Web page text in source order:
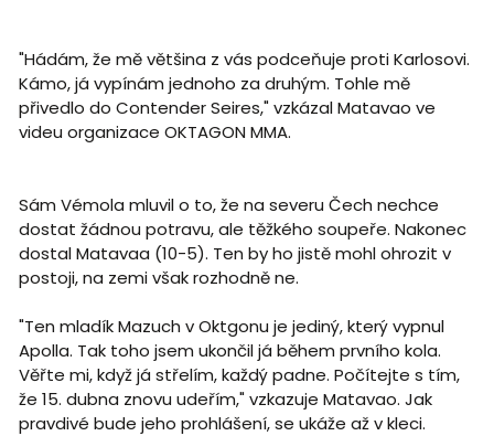
"Hádám, že mě většina z vás podceňuje proti Karlosovi.
Kámo, já vypínám jednoho za druhým. Tohle mě
přivedlo do Contender Seires," vzkázal Matavao ve
videu organizace OKTAGON MMA.
Sám Vémola mluvil o to, že na severu Čech nechce
dostat žádnou potravu, ale těžkého soupeře. Nakonec
dostal Matavaa (10-5). Ten by ho jistě mohl ohrozit v
postoji, na zemi však rozhodně ne.
"Ten mladík Mazuch v Oktgonu je jediný, který vypnul
Apolla. Tak toho jsem ukončil já během prvního kola.
Věřte mi, když já střelím, každý padne. Počítejte s tím,
že 15. dubna znovu udeřím," vzkazuje Matavao. Jak
pravdivé bude jeho prohlášení, se ukáže až v kleci.